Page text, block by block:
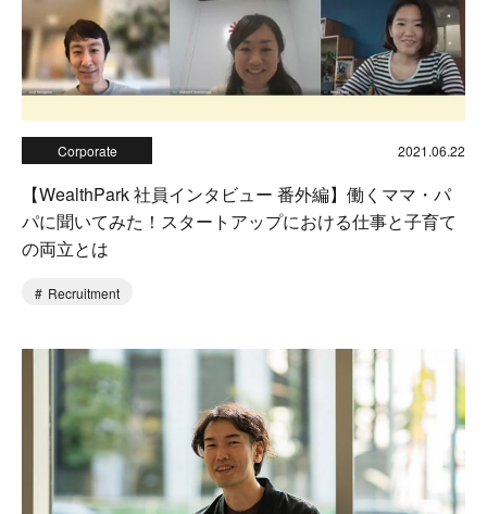
Corporate 2021.06.22
【WealthPark 社員インタビュー 番外編】働くママ・パ
パに聞いてみた！スタートアップにおける仕事と子育て
の両立とは
Recruitment